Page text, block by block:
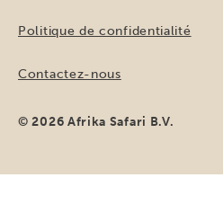
Politique de confidentialité
Contactez-nous
© 2026 Afrika Safari B.V.